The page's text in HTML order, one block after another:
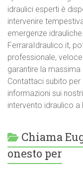
idraulici esperti è
intervenire
emergenze
FerraraIdraulico.it,
professionale,
garantire la
Contattaci subito
informazioni sui
intervento idraulico
Chiama
onesto per